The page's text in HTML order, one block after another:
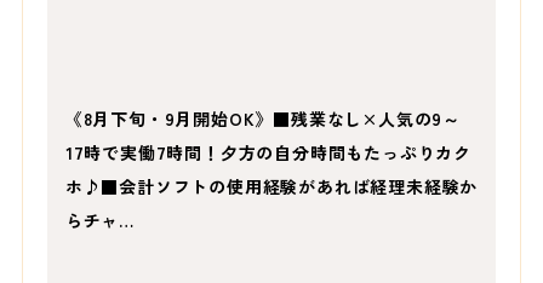
《8月下旬・9月開始OK》■残業なし×人気の9～
17時で実働7時間！夕方の自分時間もたっぷりカク
ホ♪■会計ソフトの使用経験があれば経理未経験か
らチャ…